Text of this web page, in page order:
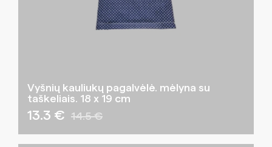
Vyšnių kauliukų pagalvėlė. mėlyna su
taškeliais. 18 x 19 cm
13.3 € 14.5 €